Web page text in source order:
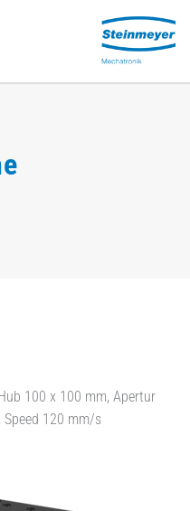
100 x 100 mm, Apertur
Speed 120 mm/s